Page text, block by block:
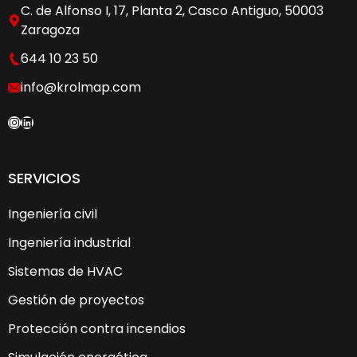
t
v
e
:
C. de Alfonso I, 17, Planta 2, Casco Antiguo, 50003
Zaragoza
644 10 23 50
info@krolmap.com
Instagram
LinkedIn
SERVICIOS
Ingeniería civil
Ingeniería industrial
Sistemas de HVAC
Gestión de proyectos
Protección contra incendios